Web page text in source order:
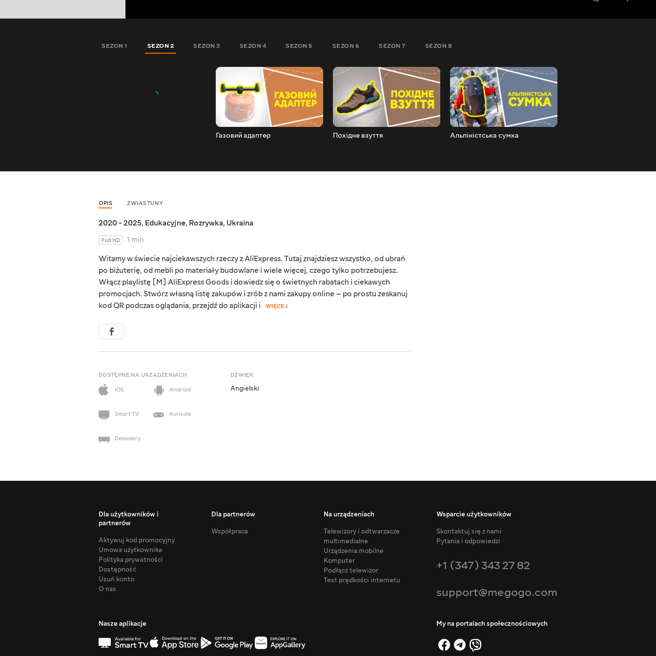
SEZON 1 SEZON 2 SEZON 3 SEZON 4 SEZON 5 SEZON 6 SEZON 7 SEZON 8
Газовий адаптер Похідне взуття Альпіністська сумка
OPIS ZWIASTUNY
2020 - 2025, Edukacyjne, Rozrywka, Ukraina
Full HD
1 min
Witamy w świecie najciekawszych rzeczy z AliExpress. Tutaj znajdziesz wszystko, od ubrań
po biżuterię, od mebli po materiały budowlane i wiele więcej, czego tylko potrzebujesz.
Włącz playlistę [M] AliExpress Goods i dowiedz się o świetnych rabatach i ciekawych
promocjach. Stwórz własną listę zakupów i zrób z nami zakupy online — po prostu zeskanuj
kod QR podczas oglądania, przejdź do aplikacji i
WIĘCEJ
DOSTĘPNE NA URZĄDZENIACH
iOS
Android
Smart TV Konsole
Dekodery
DŹWIĘK
Angielski
Dla użytkowników i
partnerów
Aktywuj kod promocyjny
Umowa użytkownika
Polityka prywatności
Dostępność
Usuń konto
O nas
Dla partnerów
Współpraca
Na urządzeniach
Telewizory i odtwarzacze
multimedialne
Urządzenia mobilne
Komputer
Podłącz telewizor
Test prędkości internetu
Wsparcie użytkowników
Skontaktuj się z nami
Pytania i odpowiedzi
+1 (347) 343 27 82
support@megogo.com
Nasze aplikacje My na portalach społecznościowych